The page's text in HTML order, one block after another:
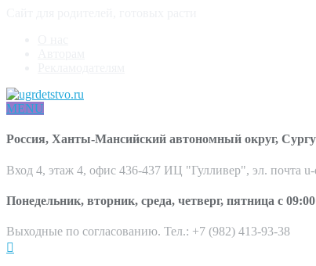
MENU
Россия, Ханты-Мансийский автономный округ,
Вход 4, этаж 4, офис 436-437 ИЦ "Гулливер", эл. почта u-
Понедельник, вторник, среда, четверг, пятница с 09:00
Выходные по согласованию. Тел.: +7 (982) 413-93-38